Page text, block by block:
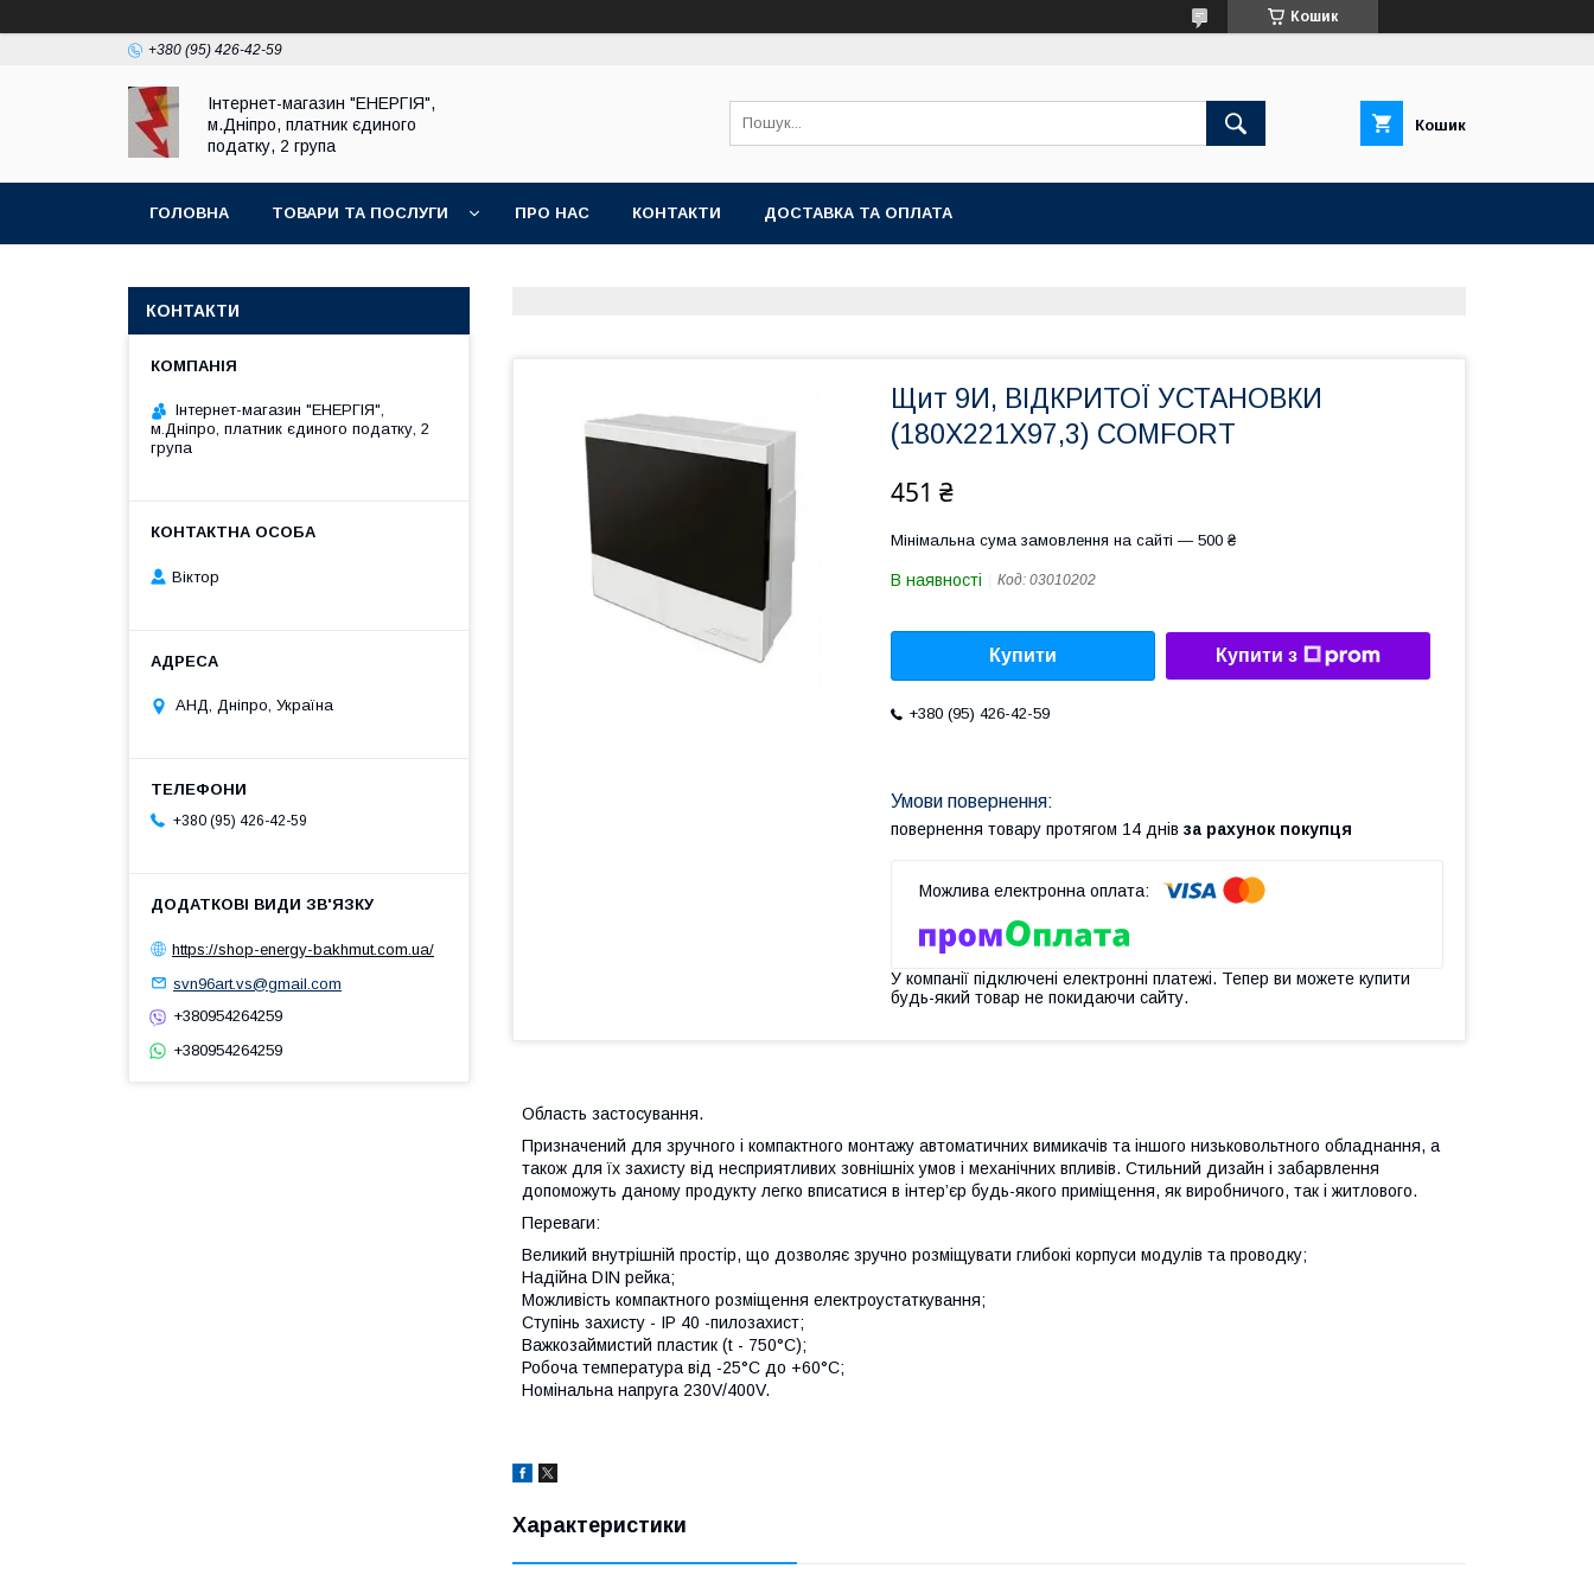
Кошик
+380 (95) 426-42-59
Інтернет-магазин "ЕНЕРГІЯ",
м.Дніпро, платник єдиного
податку, 2 група
Кошик
ГОЛОВНА ТОВАРИ ТА ПОСЛУГИ ПРО НАС КОНТАКТИ ДОСТАВКА ТА ОПЛАТА
Щит 9И, ВІДКРИТОЇ УСТАНОВКИ
(180X221X97,3) COMFORT
451 ₴
Мінімальна сума замовлення на сайті — 500 ₴
В наявності Код: 03010202
Купити Купити з
+380 (95) 426-42-59
повернення товару протягом 14 днів за рахунок покупця
У компанії підключені електронні платежі. Тепер ви можете купити
будь-який товар не покидаючи сайту.
Область застосування.
Призначений для зручного і компактного монтажу автоматичних вимикачів та іншого низьковольтного обладнання, а
також для їх захисту від несприятливих зовнішніх умов і механічних впливів. Стильний дизайн і забарвлення
допоможуть даному продукту легко вписатися в інтер’єр будь-якого приміщення, як виробничого, так і житлового.
Переваги:
Великий внутрішній простір, що дозволяє зручно розміщувати глибокі корпуси модулів та проводку;
Надійна DIN рейка;
Можливість компактного розміщення електроустаткування;
Ступінь захисту - IP 40 -пилозахист;
Важкозаймистий пластик (t - 750°C);
Робоча температура від -25°C до +60°C;
Номінальна напруга 230V/400V.
Характеристики
КОНТАКТИ
Інтернет-магазин "ЕНЕРГІЯ",
м.Дніпро, платник єдиного податку, 2
група
Віктор
АНД, Дніпро, Україна
+380 (95) 426-42-59
https://shop-energy-bakhmut.com.ua/
svn96art.vs@gmail.com
+380954264259
+380954264259